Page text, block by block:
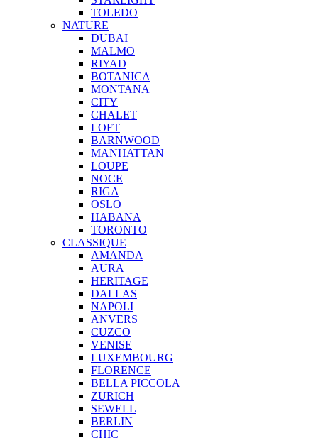
TOLEDO
NATURE
DUBAI
MALMO
RIYAD
BOTANICA
MONTANA
CITY
CHALET
LOFT
BARNWOOD
MANHATTAN
LOUPE
NOCE
RIGA
OSLO
HABANA
TORONTO
CLASSIQUE
AMANDA
AURA
HERITAGE
DALLAS
NAPOLI
ANVERS
CUZCO
VENISE
LUXEMBOURG
FLORENCE
BELLA PICCOLA
ZURICH
SEWELL
BERLIN
CHIC